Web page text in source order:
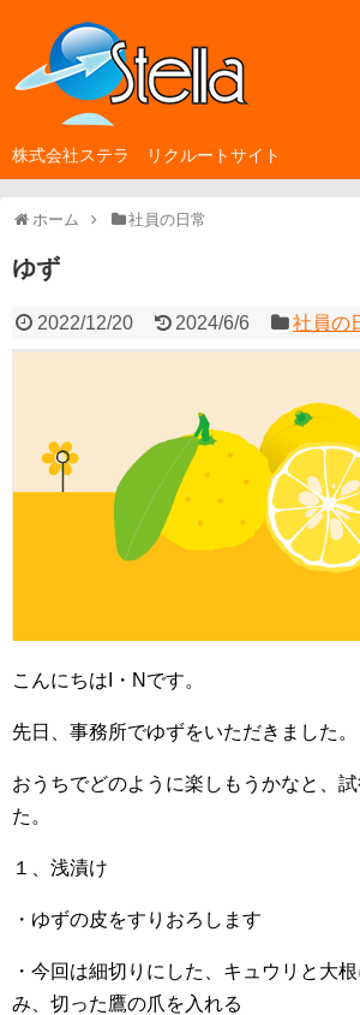
株式会社ステラ リクルートサイト
ホーム 社員の日常
ゆず
2022/12/20 2024/6/6 社員の
こんにちはI・Nです。
先日、事務所でゆずをいただきました。
おうちでどのように楽しもうかなと、
た。
１、浅漬け
・ゆずの皮をすりおろします
・今回は細切りにした、キュウリと大
み、切った鷹の爪を入れる